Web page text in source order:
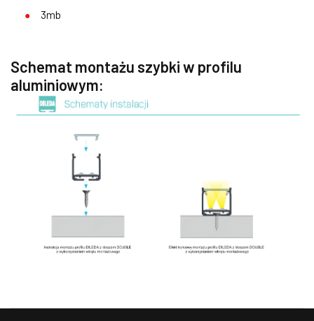
3mb
Schemat montażu szybki w profilu
aluminiowym: